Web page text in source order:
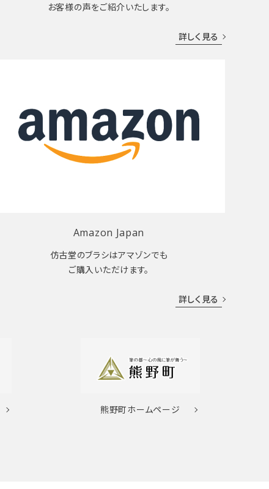
お客様の声をご紹介いたします。
詳しく見る
Amazon Japan
仿古堂のブラシはアマゾンでも
ご購入いただけます。
詳しく見る
熊野町ホームページ